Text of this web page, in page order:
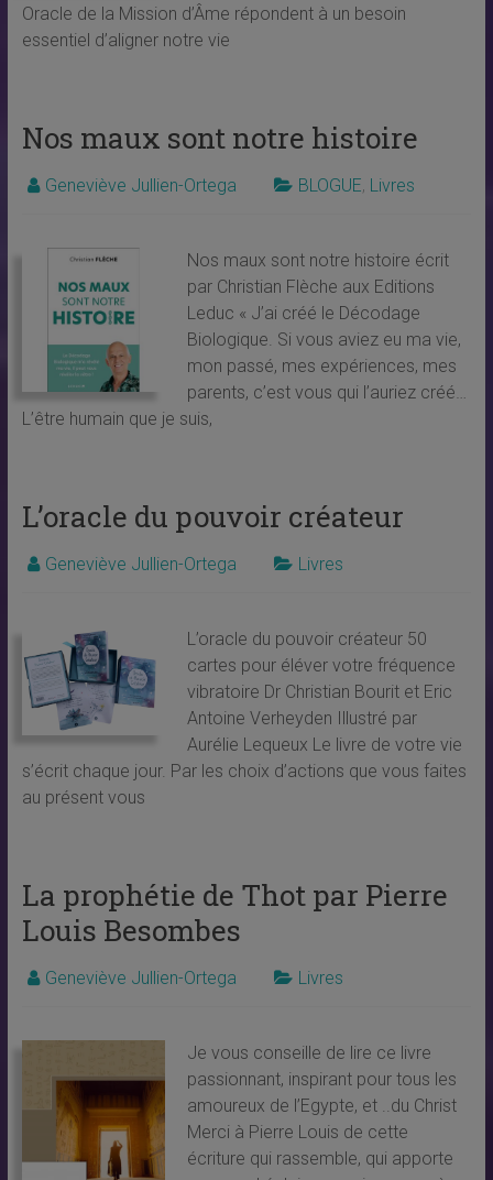
Oracle de la Mission d’Âme répondent à un besoin
essentiel d’aligner notre vie
Nos maux sont notre histoire
Geneviève Jullien-Ortega BLOGUE, Livres
Nos maux sont notre histoire écrit
par Christian Flèche aux Editions
Leduc « J’ai créé le Décodage
Biologique. Si vous aviez eu ma vie,
mon passé, mes expériences, mes
parents, c’est vous qui l’auriez créé…
L’être humain que je suis,
L’oracle du pouvoir créateur
Geneviève Jullien-Ortega Livres
L’oracle du pouvoir créateur 50
cartes pour éléver votre fréquence
vibratoire Dr Christian Bourit et Eric
Antoine Verheyden Illustré par
Aurélie Lequeux Le livre de votre vie
s’écrit chaque jour. Par les choix d’actions que vous faites
au présent vous
La prophétie de Thot par Pierre
Louis Besombes
Geneviève Jullien-Ortega Livres
Je vous conseille de lire ce livre
passionnant, inspirant pour tous les
amoureux de l’Egypte, et ..du Christ
Merci à Pierre Louis de cette
écriture qui rassemble, qui apporte